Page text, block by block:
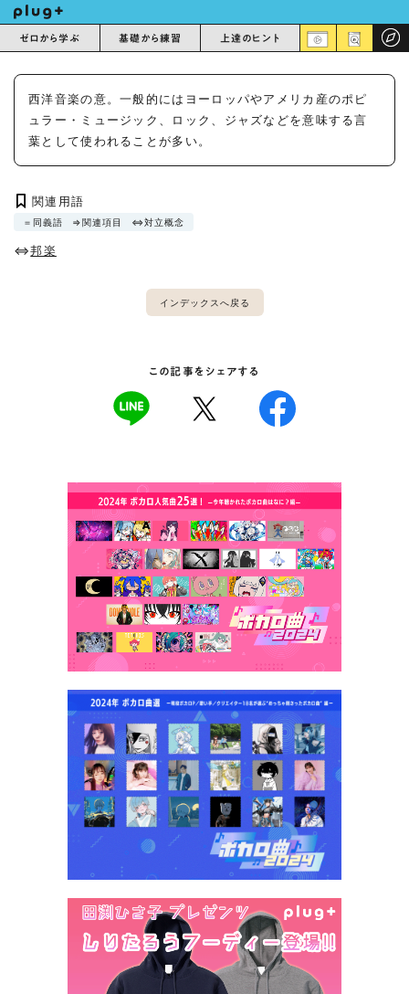
ゼロから学ぶ 基礎から練習 上達のヒント
西洋音楽の意。一般的にはヨーロッパやアメリカ産のポピ
ュラー・ミュージック、ロック、ジャズなどを意味する言
葉として使われることが多い。
関連用語
＝同義語 ⇒関連項目 ⇔対立概念
⇔邦楽
インデックスへ戻る
この記事をシェアする